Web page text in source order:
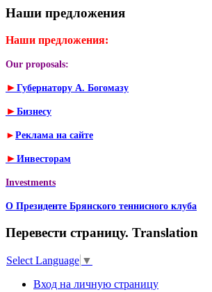
Наши предложения
Наши предложения:
Our proposals:
► Губернатору А. Богомазу
► Бизнесу
► Реклама на сайте
► Инвесторам
Investments
О Президенте Брянского теннисного клуба
Перевести страницу. Translation
Select Language ▼
Вход на личную страницу